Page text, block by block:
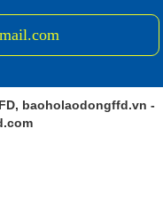
baoholaodongffd.vn -